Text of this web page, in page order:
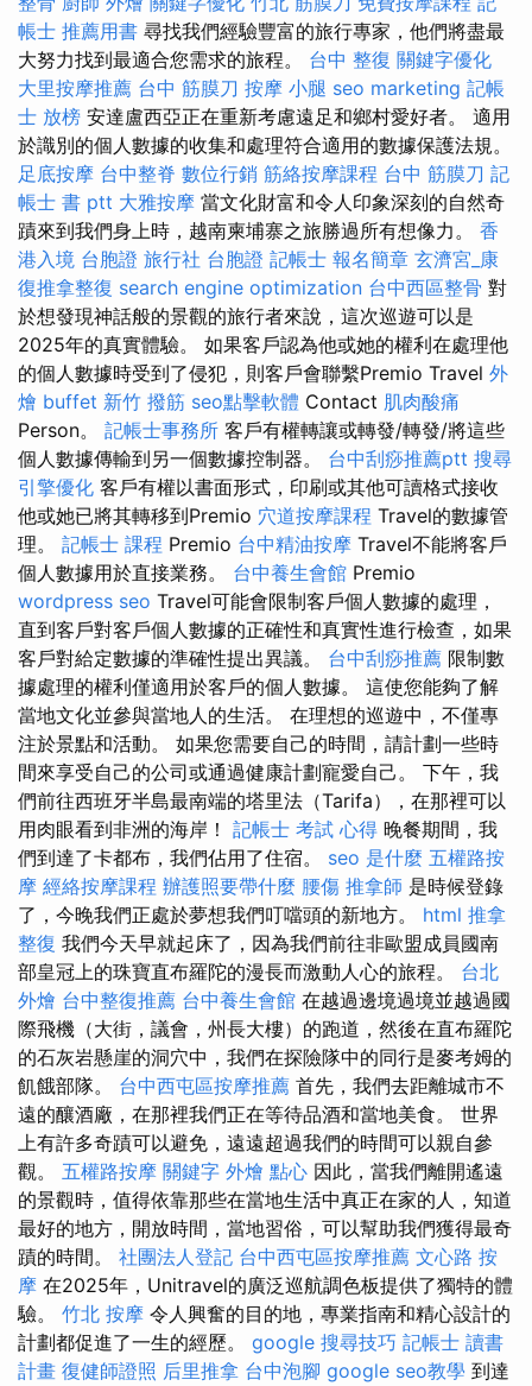
帳士 推薦用書 尋找我們經驗豐富的旅行專家，他們將盡最
大努力找到最適合您需求的旅程。 台中 整復 關鍵字優化
大里按摩推薦 台中 筋膜刀 按摩 小腿 seo marketing 記帳
士 放榜 安達盧西亞正在重新考慮遠足和鄉村愛好者。 適用
於識別的個人數據的收集和處理符合適用的數據保護法規。
足底按摩 台中整脊 數位行銷 筋絡按摩課程 台中 筋膜刀 記
帳士 書 ptt 大雅按摩 當文化財富和令人印象深刻的自然奇
蹟來到我們身上時，越南柬埔寨之旅勝過所有想像力。 香
港入境 台胞證 旅行社 台胞證 記帳士 報名簡章 玄濟宮_康
復推拿整復 search engine optimization 台中西區整骨 對
於想發現神話般的景觀的旅行者來說，這次巡遊可以是
2025年的真實體驗。 如果客戶認為他或她的權利在處理他
的個人數據時受到了侵犯，則客戶會聯繫Premio Travel 外
燴 buffet 新竹 撥筋 seo點擊軟體 Contact 肌肉酸痛
Person。 記帳士事務所 客戶有權轉讓或轉發/轉發/將這些
個人數據傳輸到另一個數據控制器。 台中刮痧推薦ptt 搜尋
引擎優化 客戶有權以書面形式，印刷或其他可讀格式接收
他或她已將其轉移到Premio 穴道按摩課程 Travel的數據管
理。 記帳士 課程 Premio 台中精油按摩 Travel不能將客戶
個人數據用於直接業務。 台中養生會館 Premio
wordpress seo Travel可能會限制客戶個人數據的處理，
直到客戶對客戶個人數據的正確性和真實性進行檢查，如果
客戶對給定數據的準確性提出異議。 台中刮痧推薦 限制數
據處理的權利僅適用於客戶的個人數據。 這使您能夠了解
當地文化並參與當地人的生活。 在理想的巡遊中，不僅專
注於景點和活動。 如果您需要自己的時間，請計劃一些時
間來享受自己的公司或通過健康計劃寵愛自己。 下午，我
們前往西班牙半島最南端的塔里法（Tarifa），在那裡可以
用肉眼看到非洲的海岸！ 記帳士 考試 心得 晚餐期間，我
們到達了卡都布，我們佔用了住宿。 seo 是什麼 五權路按
摩 經絡按摩課程 辦護照要帶什麼 腰傷 推拿師 是時候登錄
了，今晚我們正處於夢想我們叮噹頭的新地​​方。 html 推拿
整復 我們今天早就起床了，因為我們前往非歐盟成員國南
部皇冠上的珠寶直布羅陀的漫長而激動人心的旅程。 台北
外燴 台中整復推薦 台中養生會館 在越過邊境過境並越過國
際飛機（大街，議會，州長大樓）的跑道，然後在直布羅陀
的石灰岩懸崖的洞穴中，我們在探險隊中的同行是麥考姆的
飢餓部隊。 台中西屯區按摩推薦 首先，我們去距離城市不
遠的釀酒廠，在那裡我們正在等待品酒和當地美食。 世界
上有許多奇蹟可以避免，遠遠超過我們的時間可以親自參
觀。 五權路按摩 關鍵字 外燴 點心 因此，當我們離開遙遠
的景觀時，值得依靠那些在當地生活中真正在家的人，知道
最好的地方，開放時間，當地習俗，可以幫助我們獲得最奇
蹟的時間。 社團法人登記 台中西屯區按摩推薦 文心路 按
摩 在2025年，Unitravel的廣泛巡航調色板提供了獨特的體
驗。 竹北 按摩 令人興奮的目的地，專業指南和精心設計的
計劃都促進了一生的經歷。 google 搜尋技巧 記帳士 讀書
計畫 復健師證照 后里推拿 台中泡腳 google seo教學 到達